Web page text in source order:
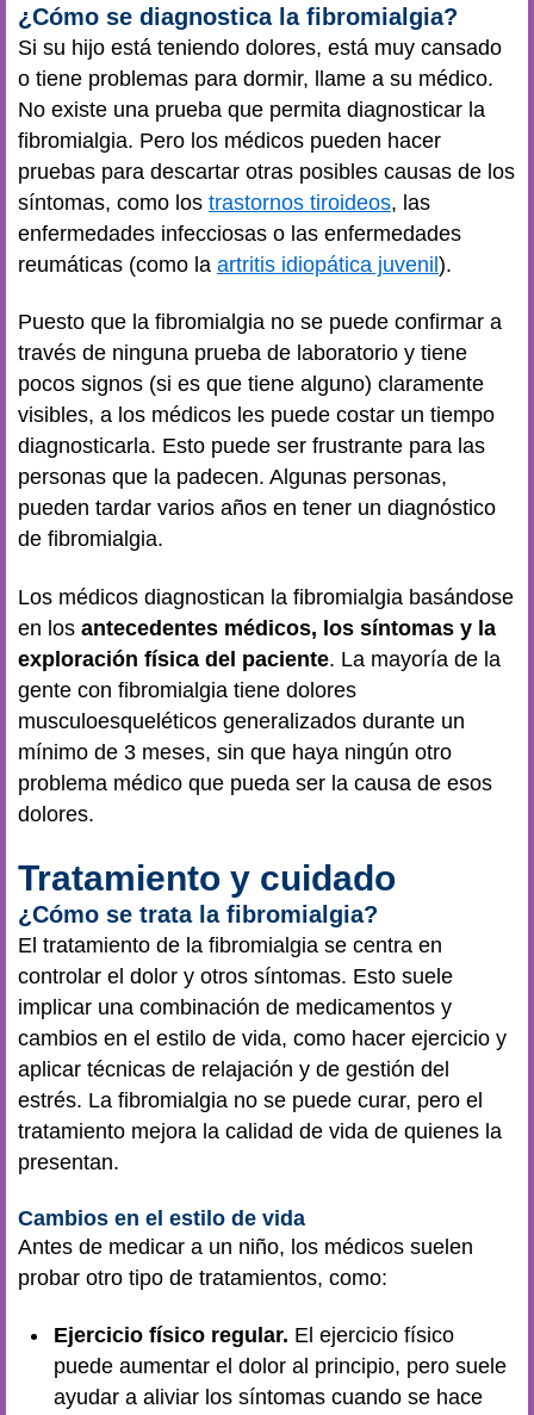
¿Cómo se diagnostica la fibromialgia?
Si su hijo está teniendo dolores, está muy cansado
o tiene problemas para dormir, llame a su médico.
No existe una prueba que permita diagnosticar la
fibromialgia. Pero los médicos pueden hacer
pruebas para descartar otras posibles causas de los
síntomas, como los trastornos tiroideos, las
enfermedades infecciosas o las enfermedades
reumáticas (como la artritis idiopática juvenil).
Puesto que la fibromialgia no se puede confirmar a
través de ninguna prueba de laboratorio y tiene
pocos signos (si es que tiene alguno) claramente
visibles, a los médicos les puede costar un tiempo
diagnosticarla. Esto puede ser frustrante para las
personas que la padecen. Algunas personas,
pueden tardar varios años en tener un diagnóstico
de fibromialgia.
Los médicos diagnostican la fibromialgia basándose
en los antecedentes médicos, los síntomas y la
exploración física del paciente. La mayoría de la
gente con fibromialgia tiene dolores
musculoesqueléticos generalizados durante un
mínimo de 3 meses, sin que haya ningún otro
problema médico que pueda ser la causa de esos
dolores.
Tratamiento y cuidado
¿Cómo se trata la fibromialgia?
El tratamiento de la fibromialgia se centra en
controlar el dolor y otros síntomas. Esto suele
implicar una combinación de medicamentos y
cambios en el estilo de vida, como hacer ejercicio y
aplicar técnicas de relajación y de gestión del
estrés. La fibromialgia no se puede curar, pero el
tratamiento mejora la calidad de vida de quienes la
presentan.
Cambios en el estilo de vida
Antes de medicar a un niño, los médicos suelen
probar otro tipo de tratamientos, como:
Ejercicio físico regular. El ejercicio físico
puede aumentar el dolor al principio, pero suele
ayudar a aliviar los síntomas cuando se hace